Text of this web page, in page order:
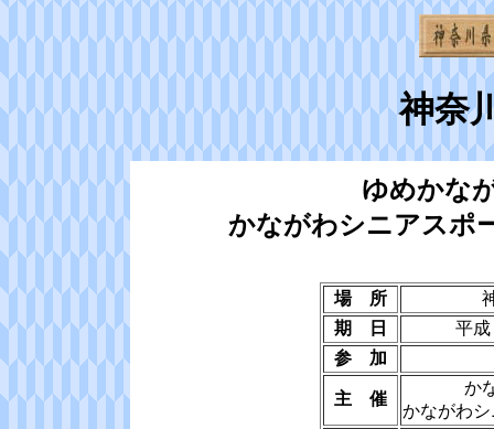
神奈
ゆめかな
かながわシニアスポ
場 所
期 日
平
参 加
主 催
か
かながわ